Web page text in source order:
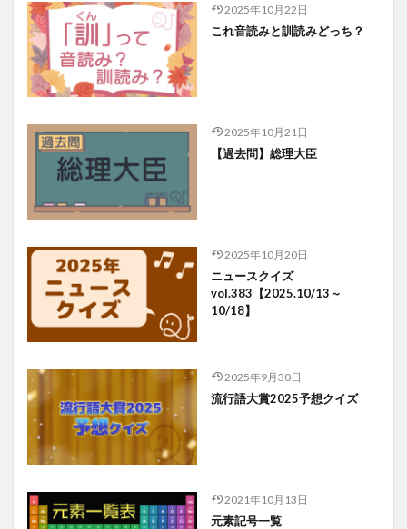
2025年10月22日
これ音読みと訓読みどっち？
2025年10月21日
【過去問】総理大臣
2025年10月20日
ニュースクイズ
vol.383【2025.10/13～
10/18】
2025年9月30日
流行語大賞2025予想クイズ
2021年10月13日
元素記号一覧